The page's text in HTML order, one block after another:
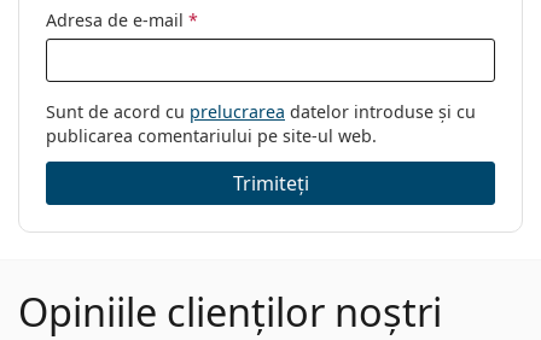
Adresa de e-mail *
Sunt de acord cu prelucrarea datelor introduse și cu
publicarea comentariului pe site-ul web.
Trimiteți
Opiniile clienților noștri